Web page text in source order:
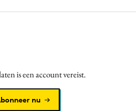
is een account vereist.
nu